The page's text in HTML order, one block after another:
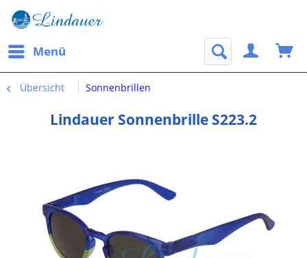
Menü
Übersicht Sonnenbrillen
Lindauer Sonnenbrille S223.2